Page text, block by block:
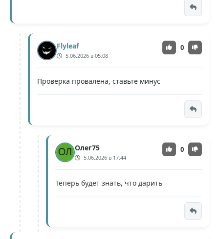
Flyleaf
5.06.2026 в 05:08
0
Проверка провалена, ставьте минус
Олег75
5.06.2026 в 17:44
0
Теперь будет знать, что дарить